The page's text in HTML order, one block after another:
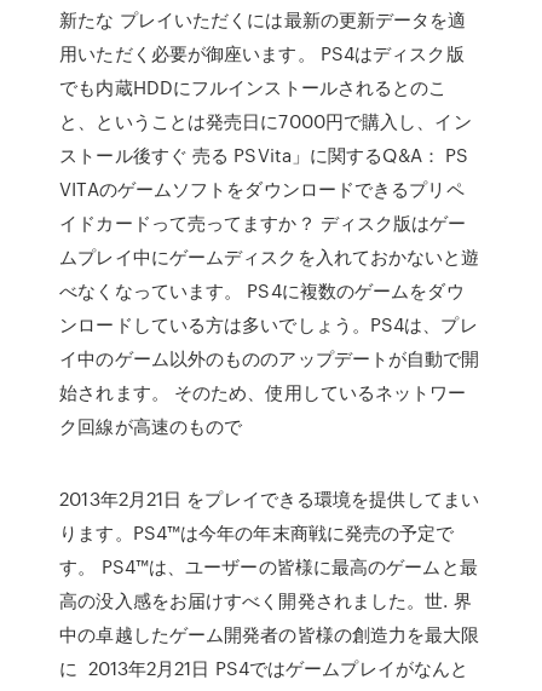
新たな プレイいただくには最新の更新データを適
用いただく必要が御座います。 PS4はディスク版
でも内蔵HDDにフルインストールされるとのこ
と、ということは発売日に7000円で購入し、イン
ストール後すぐ 売る PSVita」に関するQ&A： PS
VITAのゲームソフトをダウンロードできるプリペ
イドカードって売ってますか？ ディスク版はゲー
ムプレイ中にゲームディスクを入れておかないと遊
べなくなっています。 PS4に複数のゲームをダウ
ンロードしている方は多いでしょう。PS4は、プレ
イ中のゲーム以外のもののアップデートが自動で開
始されます。 そのため、使用しているネットワー
ク回線が高速のもので
2013年2月21日 をプレイできる環境を提供してまい
ります。PS4™は今年の年末商戦に発売の予定で
す。 PS4™は、ユーザーの皆様に最高のゲームと最
高の没入感をお届けすべく開発されました。世. 界
中の卓越したゲーム開発者の皆様の創造力を最大限
に 2013年2月21日 PS4ではゲームプレイがなんと